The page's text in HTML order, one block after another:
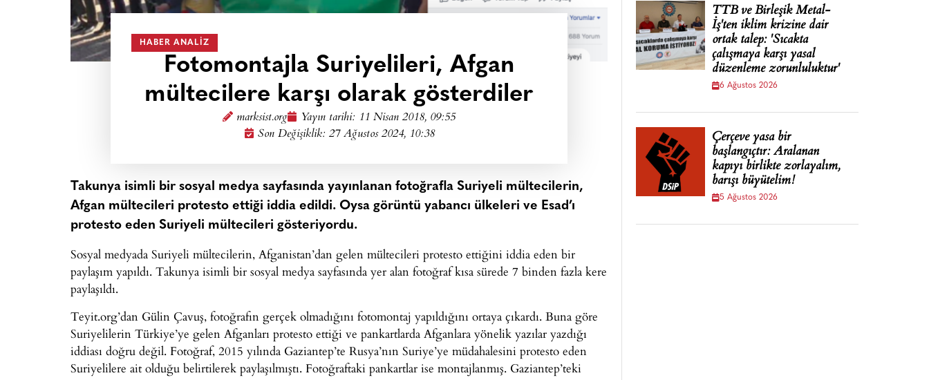
HABER ANALIZ
Fotomontajla Suriyelileri, Afgan
mültecilere karşı olarak gösterdiler
marksist.org Yayın tarihi: 11 Nisan 2018, 09:55
Son Değişiklik: 27 Ağustos 2024, 10:38
Takunya isimli bir sosyal medya sayfasında yayınlanan fotoğrafla Suriyeli mültecilerin,
Afgan mültecileri protesto ettiği iddia edildi. Oysa görüntü yabancı ülkeleri ve Esad’ı
protesto eden Suriyeli mültecileri gösteriyordu.
Sosyal medyada Suriyeli mültecilerin, Afganistan’dan gelen mültecileri protesto ettiğini iddia eden bir
paylaşım yapıldı. Takunya isimli bir sosyal medya sayfasında yer alan fotoğraf kısa sürede 7 binden fazla kere
paylaşıldı.
Teyit.org’dan Gülin Çavuş, fotoğrafın gerçek olmadığını fotomontaj yapıldığını ortaya çıkardı. Buna göre
Suriyelilerin Türkiye’ye gelen Afganları protesto ettiği ve pankartlarda Afganlara yönelik yazılar yazdığı
iddiası doğru değil. Fotoğraf, 2015 yılında Gaziantep’te Rusya’nın Suriye’ye müdahalesini protesto eden
Suriyelilere ait olduğu belirtilerek paylaşılmıştı. Fotoğraftaki pankartlar ise montajlanmış. Gaziantep’teki
TTB ve Birleşik Metal-
İş'ten iklim krizine dair
ortak talep: 'Sıcakta
çalışmaya karşı yasal
düzenleme zorunluluktur'
6 Ağustos 2026
Çerçeve yasa bir
başlangıçtır: Aralanan
kapıyı birlikte zorlayalım,
barışı büyütelim!
5 Ağustos 2026